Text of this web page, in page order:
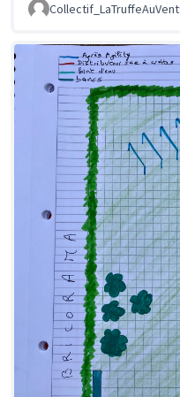
Collectif_LaTruffeAuVent